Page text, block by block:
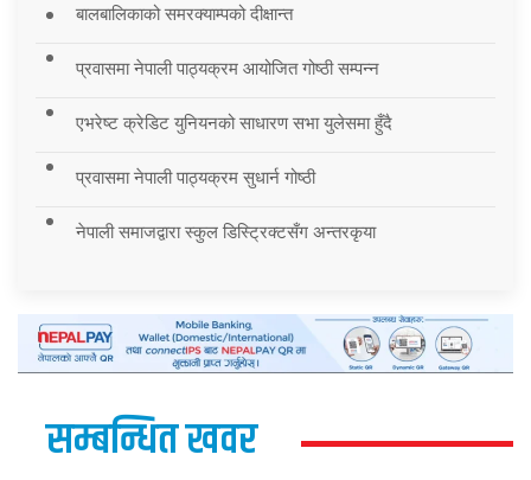
बालबालिकाको समरक्याम्पको दीक्षान्त
प्रवासमा नेपाली पाठ्यक्रम आयोजित गोष्ठी सम्पन्न
एभरेष्ट क्रेडिट युनियनको साधारण सभा युलेसमा हुँदै
प्रवासमा नेपाली पाठ्यक्रम सुधार्न गोष्ठी
नेपाली समाजद्वारा स्कुल डिस्ट्रिक्टसँग अन्तरकृया
सम्बन्धित खवर